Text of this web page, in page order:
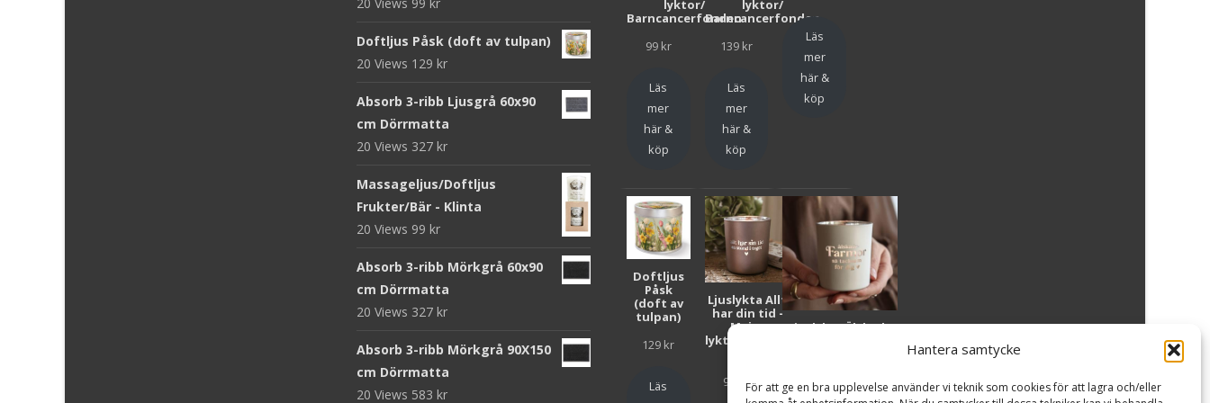
Hantera samtycke
För att ge en bra upplevelse använder vi teknik som cookies för att lagra och/eller
Doftljus Påsk (doft av tulpan)
20 Views 129 kr
Absorb 3-ribb Ljusgrå 60x90
cm Dörrmatta
20 Views 327 kr
Massageljus/Doftljus
Frukter/Bär - Klinta
20 Views 99 kr
Absorb 3-ribb Mörkgrå 60x90
cm Dörrmatta
20 Views 327 kr
Absorb 3-ribb Mörkgrå 90X150
cm Dörrmatta
20 Views 583 kr
lyktor/
Barncancerfonden
99 kr
Läs
mer
här &
köp
lyktor/
Barncancerfonden
139 kr
Läs
mer
här &
köp
Läs
mer
här &
köp
Doftljus
Påsk
(doft av
tulpan)
129 kr
Läs
Ljuslykta Allt
har din tid -
Majas
lyktor/Suicide
99
kr
Ljuslykta Älskade
99kr